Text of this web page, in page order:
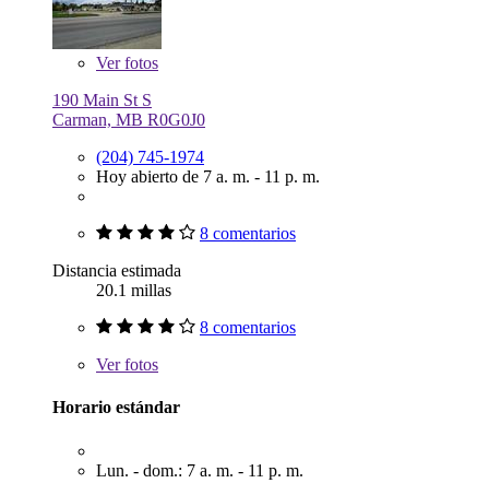
Verfotos
190 Main St S
Carman, MB R0G0J0
(204) 745-1974
Hoy abierto de 7 a. m. - 11 p. m.
8 comentarios
Distancia estimada
20.1 millas
8 comentarios
Verfotos
Horario estándar
Lun. - dom.: 7 a. m. - 11 p. m.